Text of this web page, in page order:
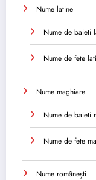
Nume latine
Nume de baieti
Nume de fete
Nume maghiare
Nume de baieti
Nume de fete
Nume românești